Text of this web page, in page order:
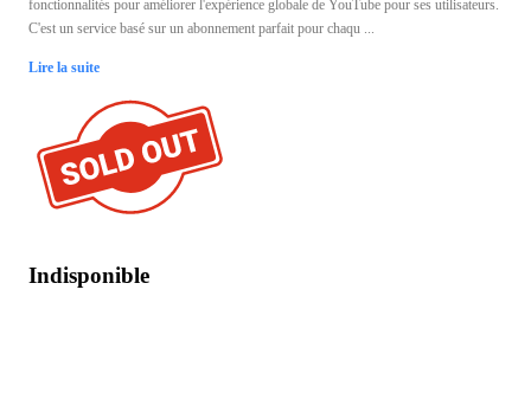
fonctionnalités pour améliorer l'expérience globale de YouTube pour ses utilisateurs.
C'est un service basé sur un abonnement parfait pour chaqu ...
Lire la suite
Indisponible